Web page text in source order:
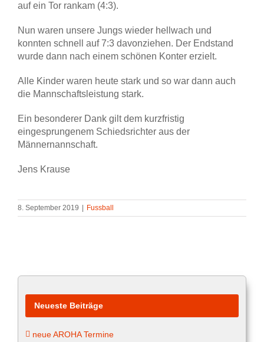
auf ein Tor rankam (4:3).
Nun waren unsere Jungs wieder hellwach und
konnten schnell auf 7:3 davonziehen. Der Endstand
wurde dann nach einem schönen Konter erzielt.
Alle Kinder waren heute stark und so war dann auch
die Mannschaftsleistung stark.
Ein besonderer Dank gilt dem kurzfristig
eingesprungenem Schiedsrichter aus der
Männernannschaft.
Jens Krause
8. September 2019 Fussball
Neueste Beiträge
neue AROHA Termine